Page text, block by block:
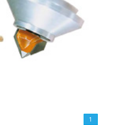
1